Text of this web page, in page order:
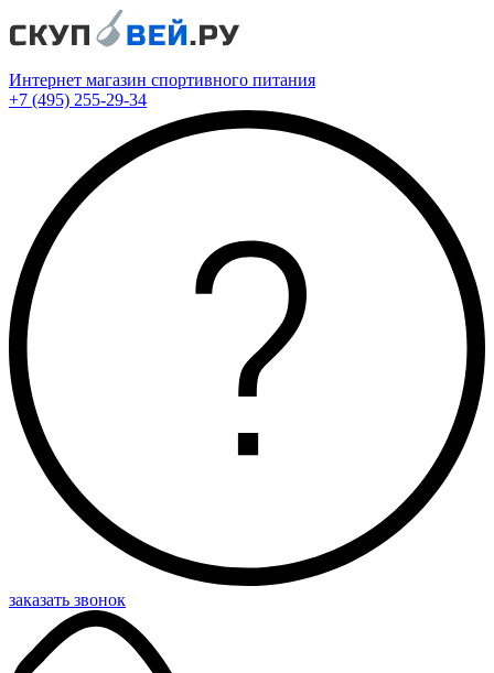
Интернет магазин спортивного питания
+7 (495) 255-29-34
заказать звонок